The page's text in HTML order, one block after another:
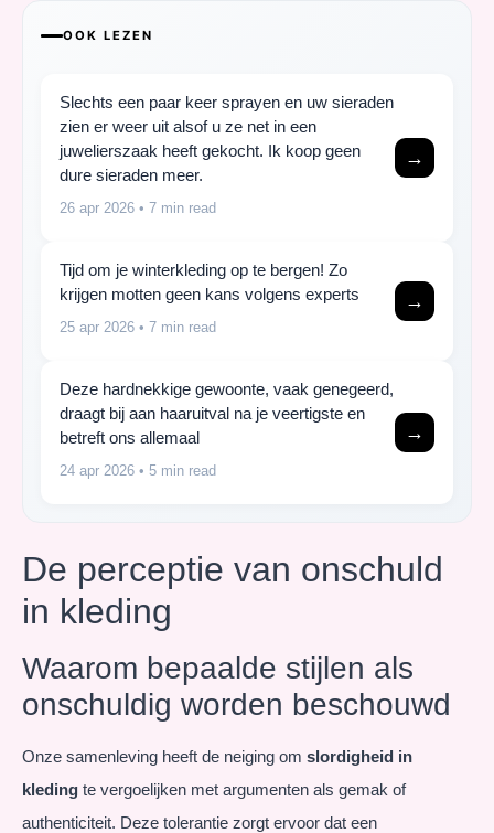
OOK LEZEN
Slechts een paar keer sprayen en uw sieraden
zien er weer uit alsof u ze net in een
juwelierszaak heeft gekocht. Ik koop geen
dure sieraden meer.
26 apr 2026 • 7 min read
→
Tijd om je winterkleding op te bergen! Zo
krijgen motten geen kans volgens experts
25 apr 2026 • 7 min read
→
Deze hardnekkige gewoonte, vaak genegeerd,
draagt bij aan haaruitval na je veertigste en
betreft ons allemaal
24 apr 2026 • 5 min read
→
De perceptie van onschuld
in kleding
Waarom bepaalde stijlen als
onschuldig worden beschouwd
Onze samenleving heeft de neiging om slordigheid in
kleding te vergoelijken met argumenten als gemak of
authenticiteit. Deze tolerantie zorgt ervoor dat een